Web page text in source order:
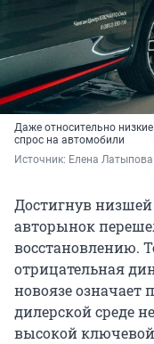
Даже относительно
спрос на автомобили
Источник: Елена Латыпова
Достигнув
авторынок
восстановлению.
отрицательная
новоязе означает
дилерской среде
высокой